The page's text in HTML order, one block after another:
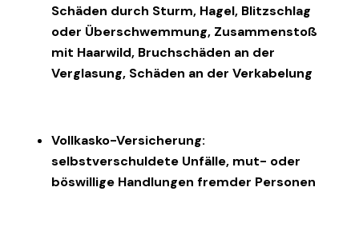
Schäden durch Sturm, Hagel, Blitzschlag
oder Überschwemmung, Zusammenstoß
mit Haarwild, Bruchschäden an der
Verglasung, Schäden an der Verkabelung
Vollkasko-Versicherung:
selbstverschuldete Unfälle, mut- oder
böswillige Handlungen fremder Personen